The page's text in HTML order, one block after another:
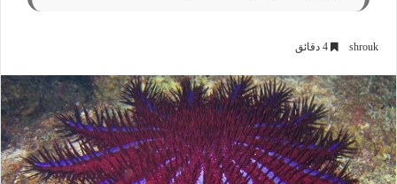
shrouk